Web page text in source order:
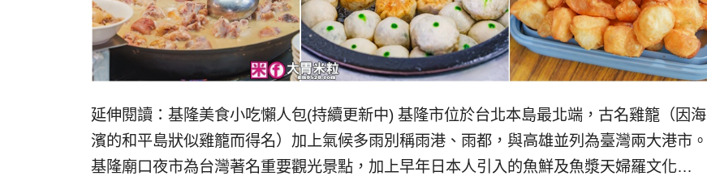
延伸閱讀：基隆美食小吃懶人包(持續更新中) 基隆市位於台北本島最北端，古名雞籠（因海
濱的和平島狀似雞籠而得名）加上氣候多雨別稱雨港、雨都，與高雄並列為臺灣兩大港市。
基隆廟口夜市為台灣著名重要觀光景點，加上早年日本人引入的魚鮮及魚漿天婦羅文化…